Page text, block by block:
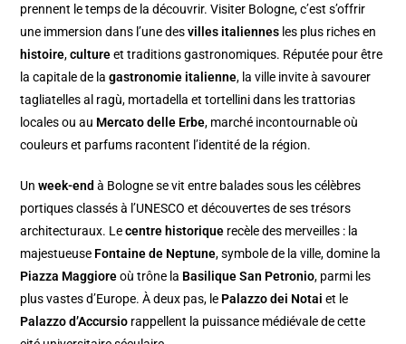
prennent le temps de la découvrir. Visiter Bologne, c’est s’offrir
une immersion dans l’une desvilles italiennes les plus riches en
histoire,cultureet traditions gastronomiques. Réputée pour être
la capitale de lagastronomie italienne, la ville invite à savourer
tagliatelles al ragù, mortadella et tortellini dans les trattorias
locales ou au Mercato delle Erbe, marché incontournable où
couleurs et parfums racontent l’identité de la région.
Unweek-end à Bologne se vit entre balades sous les célèbres
portiques classés à l’UNESCO et découvertes de ses trésors
architecturaux. Lecentre historique recèle des merveilles : la
majestueuse Fontaine de Neptune, symbole de la ville, domine la
Piazza Maggioreoù trône la Basilique San Petronio, parmi les
plus vastes d’Europe. À deux pas, le Palazzo dei Notai et le
Palazzo d’Accursio rappellent la puissance médiévale de cette